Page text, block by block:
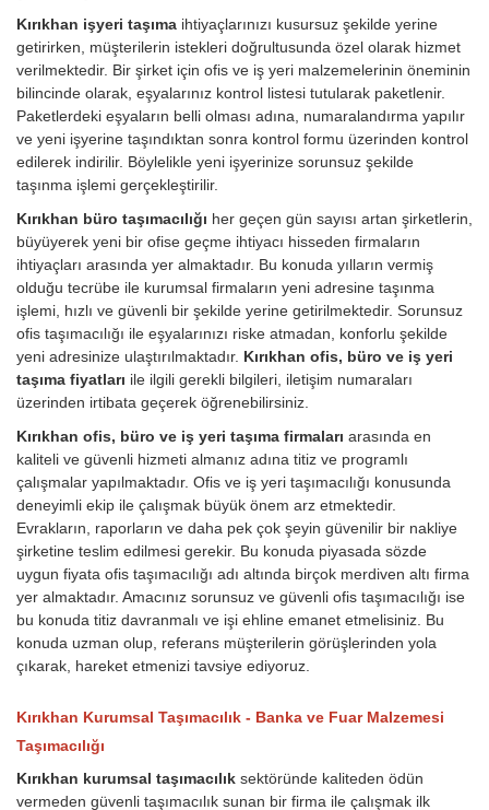
Kırıkhan işyeri taşıma ihtiyaçlarınızı kusursuz şekilde yerine
getirirken, müşterilerin istekleri doğrultusunda özel olarak hizmet
verilmektedir. Bir şirket için ofis ve iş yeri malzemelerinin öneminin
bilincinde olarak, eşyalarınız kontrol listesi tutularak paketlenir.
Paketlerdeki eşyaların belli olması adına, numaralandırma yapılır
ve yeni işyerine taşındıktan sonra kontrol formu üzerinden kontrol
edilerek indirilir. Böylelikle yeni işyerinize sorunsuz şekilde
taşınma işlemi gerçekleştirilir.
Kırıkhan büro taşımacılığı her geçen gün sayısı artan şirketlerin,
büyüyerek yeni bir ofise geçme ihtiyacı hisseden firmaların
ihtiyaçları arasında yer almaktadır. Bu konuda yılların vermiş
olduğu tecrübe ile kurumsal firmaların yeni adresine taşınma
işlemi, hızlı ve güvenli bir şekilde yerine getirilmektedir. Sorunsuz
ofis taşımacılığı ile eşyalarınızı riske atmadan, konforlu şekilde
yeni adresinize ulaştırılmaktadır. Kırıkhan ofis, büro ve iş yeri
taşıma fiyatları ile ilgili gerekli bilgileri, iletişim numaraları
üzerinden irtibata geçerek öğrenebilirsiniz.
Kırıkhan ofis, büro ve iş yeri taşıma firmaları arasında en
kaliteli ve güvenli hizmeti almanız adına titiz ve programlı
çalışmalar yapılmaktadır. Ofis ve iş yeri taşımacılığı konusunda
deneyimli ekip ile çalışmak büyük önem arz etmektedir.
Evrakların, raporların ve daha pek çok şeyin güvenilir bir nakliye
şirketine teslim edilmesi gerekir. Bu konuda piyasada sözde
uygun fiyata ofis taşımacılığı adı altında birçok merdiven altı firma
yer almaktadır. Amacınız sorunsuz ve güvenli ofis taşımacılığı ise
bu konuda titiz davranmalı ve işi ehline emanet etmelisiniz. Bu
konuda uzman olup, referans müşterilerin görüşlerinden yola
çıkarak, hareket etmenizi tavsiye ediyoruz.
Kırıkhan Kurumsal Taşımacılık - Banka ve Fuar Malzemesi
Taşımacılığı
Kırıkhan kurumsal taşımacılık sektöründe kaliteden ödün
vermeden güvenli taşımacılık sunan bir firma ile çalışmak ilk